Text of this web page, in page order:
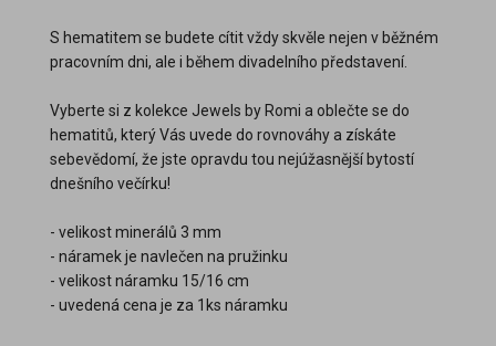
S hematitem se budete cítit vždy skvěle nejen v běžném
pracovním dni, ale i během divadelního představení.
Vyberte si z kolekce Jewels by Romi a oblečte se do
hematitů, který Vás uvede do rovnováhy a získáte
sebevědomí, že jste opravdu tou nejúžasnější bytostí
dnešního večírku!
- velikost minerálů 3 mm
- náramek je navlečen na pružinku
- velikost náramku 15/16 cm
- uvedená cena je za 1ks náramku